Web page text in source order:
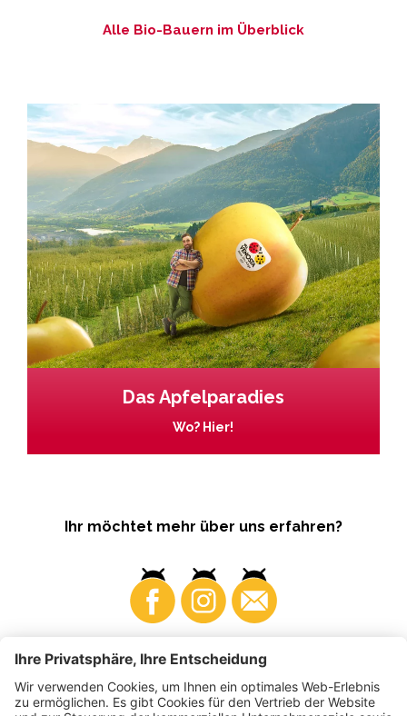
Alle Bio-Bauern im Überblick
Das Apfelparadies
Wo? Hier!
Ihr möchtet mehr über uns erfahren?
Business Produzenten